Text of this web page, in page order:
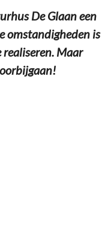
De Glaan een
omstandigheden is
Maar